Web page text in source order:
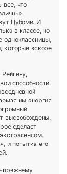
все, что
Цубоми. И
в классе, но
одноклассницы,
которые вскоре
способности.
им энергия
высвобождены,
сделает
и попытка его
прежнему